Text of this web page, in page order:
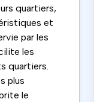
quartiers,
et
par les
les
quartiers.
plus
le